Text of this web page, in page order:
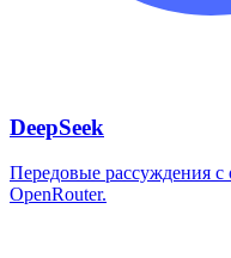
DeepSeek
Передовые рассуждения
OpenRouter.